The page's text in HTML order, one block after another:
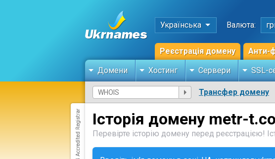
Українська Валюта:
Реєстрація домену Анти-
Домени Хостинг Сервери SSL-
Трансфер домену
Історія домену metr-
Перевірте історію домену перед реєстрацією!